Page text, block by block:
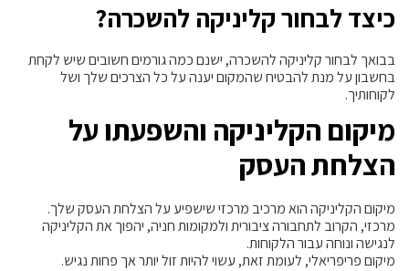
כיצד לבחור קליניקה להשכרה?
בבואך לבחור קליניקה להשכרה, ישנם כמה גורמים חשובים שיש לקחת
בחשבון על מנת להבטיח שהמקום יענה על כל הצרכים שלך ושל
לקוחותיך.
מיקום הקליניקה והשפעתו על
הצלחת העסק
מיקום הקליניקה הוא מרכיב מרכזי שישפיע על הצלחת העסק שלך.
מרכזי, הקרוב לתחבורה ציבורית ולמקומות חניה, יהפוך את הקליניקה
לנגישה ונוחה עבור הלקוחות.
מיקום פריפריאלי, לעומת זאת, עשוי להיות זול יותר אך פחות נגיש.